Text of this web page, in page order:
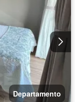
Departamento